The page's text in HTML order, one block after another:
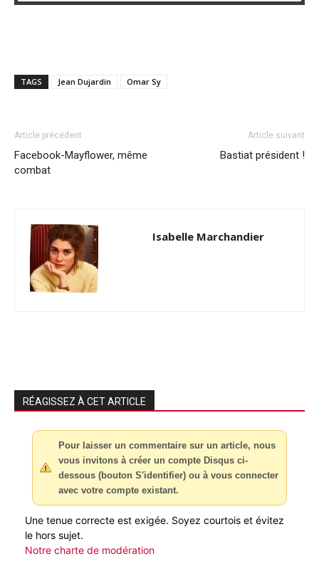
TAGS Jean Dujardin Omar Sy
Article précédent
Facebook-Mayflower, même
combat
Article suivant
Bastiat président !
Isabelle Marchandier
RÉAGISSEZ À CET ARTICLE
Pour laisser un commentaire sur un article, nous
vous invitons à créer un compte Disqus ci-
dessous (bouton S'identifier) ou à vous connecter
avec votre compte existant.
Une tenue correcte est exigée. Soyez courtois et évitez
le hors sujet.
Notre charte de modération